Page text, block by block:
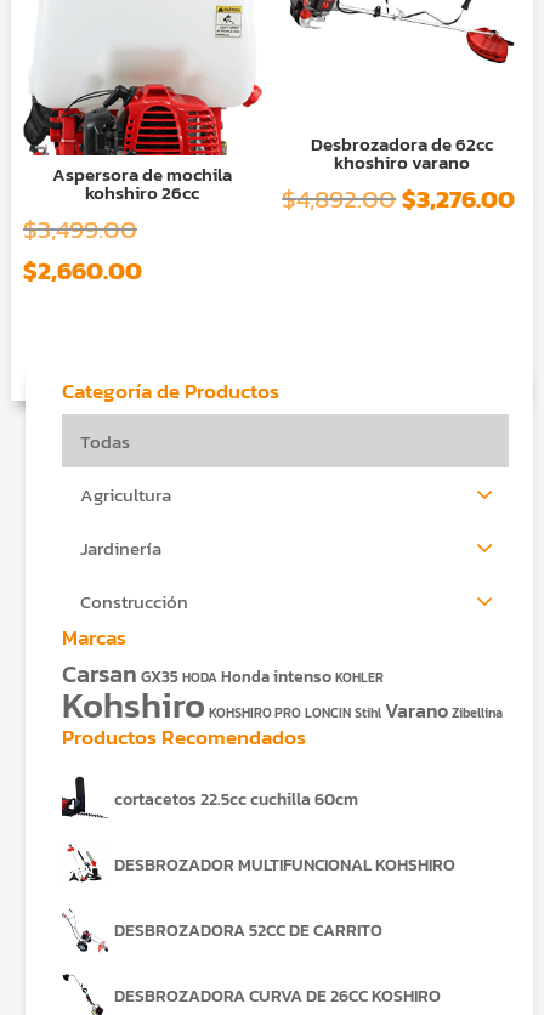
Aspersora de mochila
kohshiro 26cc
$3,499.00El
precio
$3,499.00.
$2,660.00El
es:
$2,660.00.
Desbrozadora de 62cc
khoshiro varano
$4,892.00El
$3,276.00El
Categoría de Productos
Todas
Agricultura
Jardinería
Construcción
Marcas
Carsan GX35HODAHondaintensoKOHLER
Kohshiro KOHSHIRO PROLONCINStihlVaranoZibellina
Productos Recomendados
cortacetos 22.5cc cuchilla 60cm
DESBROZADOR MULTIFUNCIONAL KOHSHIRO
DESBROZADORA 52CC DE CARRITO
DESBROZADORA CURVA DE 26CC KOSHIRO